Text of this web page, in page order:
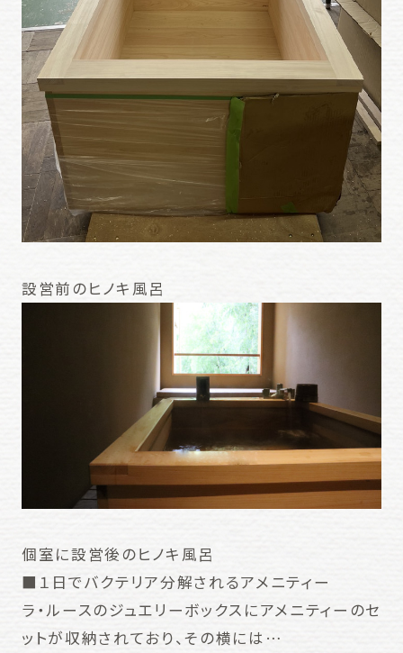
設営前のヒノキ風呂
個室に設営後のヒノキ風呂
■１日でバクテリア分解されるアメニティー
ラ・ルースのジュエリーボックスにアメニティーのセ
ットが収納されており、その横には…